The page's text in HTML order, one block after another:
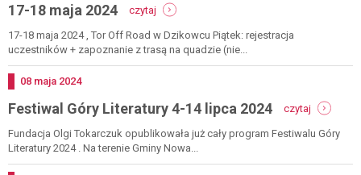
w
dzikowcu,
17-18 maja 2024
czytaj
hard
race
h5
ii
runda
polskiej
ligi
atv
17-18 maja 2024 , Tor Off Road w Dzikowcu Piątek: rejestracja
uczestników + zapoznanie z trasą na quadzie (nie...
Dodano
08 maja 2024
Festiwal Góry Literatury 4-14 lipca 2024 czytaj
festiwal
góry
Fundacja Olgi Tokarczuk opublikowała już cały program Festiwalu Góry
Literatury 2024 . Na terenie Gminy Nowa...